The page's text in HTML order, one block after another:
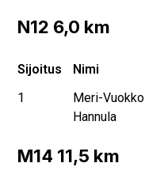
N12 6,0 km
Sijoitus Nimi
1
Meri-Vuokko
Hannula
M14 11,5 km